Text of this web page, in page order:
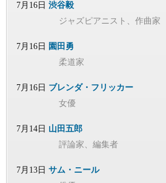
7月16日 渋谷毅
ジャズピアニスト、作曲家
7月16日 園田勇
柔道家
7月16日 ブレンダ・フリッカー
女優
7月14日 山田五郎
評論家、編集者
7月13日 サム・ニール